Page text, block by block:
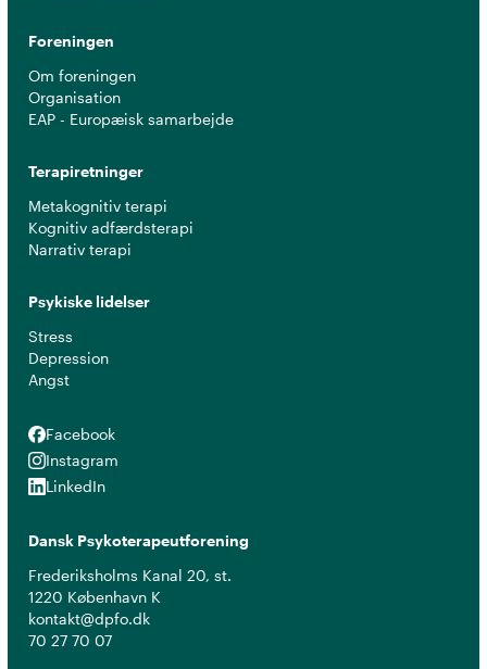
Foreningen
Om foreningen
Organisation
EAP - Europæisk samarbejde
Terapiretninger
Metakognitiv terapi
Kognitiv adfærdsterapi
Narrativ terapi
Psykiske lidelser
Stress
Depression
Angst
Facebook
Facebook
Instagram
Instagram
LinkedIn
LinkedIn
Dansk Psykoterapeutforening
Frederiksholms Kanal 20, st.
1220 København K
kontakt@dpfo.dk
70 27 70 07